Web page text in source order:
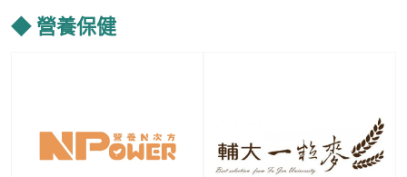
◆ 營養保健